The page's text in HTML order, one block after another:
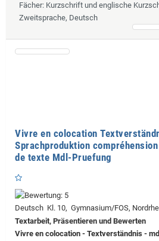
Fächer: Kurzschrift und englische
Zweitsprache, Deutsch
Vivre en colocation
Sprachproduktion
de texte Mdl-Pruefung
Deutsch Kl. 10, Gymnasium/FOS,
Textarbeit, Präsentieren und Bewerten
Vivre en colocation - Textverständnis -